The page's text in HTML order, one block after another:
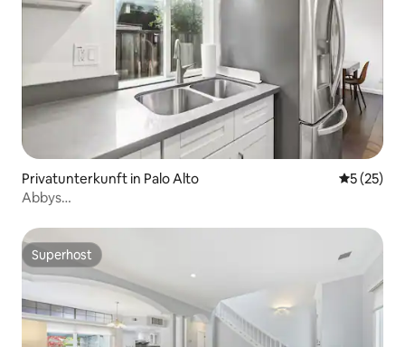
Privatunterkunft in Palo Alto
5 (25)
Abbys
Superhost
Superhost